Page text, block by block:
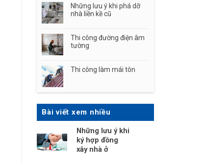
Những lưu ý khi phá dỡ
nhà liền kề cũ
Thi công đường điện âm
tường
Thi công làm mái tôn
Bài viết xem nhiều
Những lưu ý khi
ký hợp đồng
xây nhà ở